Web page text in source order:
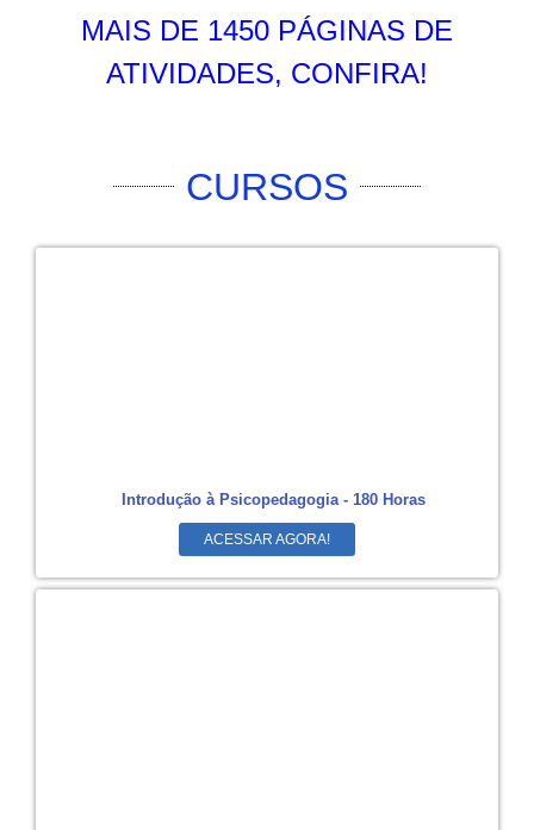
MAIS DE 1450 PÁGINAS DE
ATIVIDADES, CONFIRA!
CURSOS
Introdução à Psicopedagogia - 180 Horas
ACESSAR AGORA!